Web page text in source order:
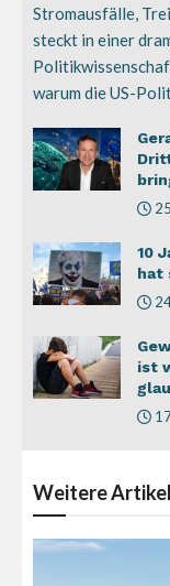
Stromausfälle,
steckt in einer
warum die US-
10
hat
ist
WeitereArtikel